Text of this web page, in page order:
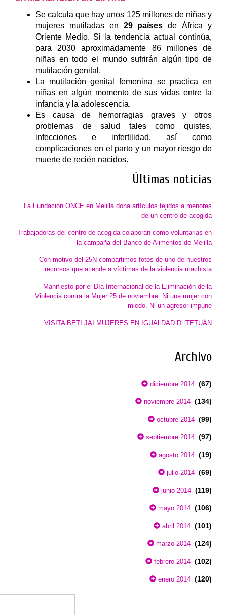
Se calcula que hay unos 125 millones de niñas y
mujeres mutiladas en 29 paísesde África y
Oriente Medio. Si la tendencia actual continúa,
para 2030 aproximadamente 86 millones de
niñas en todo el mundo sufrirán algún tipo de
mutilación genital.
La mutilación genital femenina se practica en
niñas en algún momento de sus vidas entre la
infancia y la adolescencia.
Es causa de hemorragias graves y otros
problemas de salud tales como quistes,
infecciones e infertilidad, así como
complicaciones en el parto y un mayor riesgo de
muerte de recién nacidos.
Últimas noticias
La Fundación ONCE en Melilla dona artículos tejidos a menores
de un centro de acogida
Trabajadoras del centro de acogida colaboran como voluntarias en
la campaña del Banco de Alimentos de Melilla
Con motivo del 25N compartimos fotos de uno de nuestros
recursos que atiende a víctimas de la violencia machista
Manifiesto por el Día Internacional de la Eliminación de la
Violencia contra la Mujer 25 de noviembre: Ni una mujer con
miedo. Ni un agresor impune
VISITA BETI JAI MUJERES EN IGUALDAD D. TETUÁN
Archivo
diciembre 2014 (67)
noviembre 2014 (134)
octubre 2014 (99)
septiembre 2014 (97)
agosto 2014 (19)
julio 2014 (69)
junio 2014 (119)
mayo 2014 (106)
abril 2014 (101)
marzo 2014 (124)
febrero 2014 (102)
enero 2014 (120)